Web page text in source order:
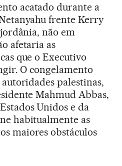
acatado durante a
frente Kerry
não em
afetaria as
que o Executivo
O congelamento
palestinas,
Mahmud Abbas,
Unidos e da
habitualmente as
maiores obstáculos